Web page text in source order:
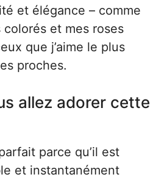
et élégance – comme
colorés et mes roses
que j’aime le plus
proches.
allez adorer cette
parce qu’il est
et instantanément